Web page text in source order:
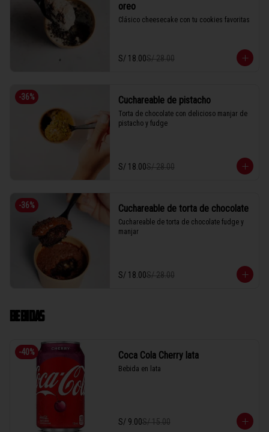
oreo
Clásico cheesecake con tu cookies favoritas
S/ 18.00S/ 28.00
-36% Cuchareable de pistacho
Torta de chocolate con delicioso manjar de
pistacho y fudge
S/ 18.00S/ 28.00
-36% Cuchareable de torta de chocolate
Cuchareable de torta de chocolate fudge y
manjar
S/ 18.00S/ 28.00
BEBIDAS
-40% Coca Cola Cherry lata
Bebida en lata
S/ 9.00S/ 15.00